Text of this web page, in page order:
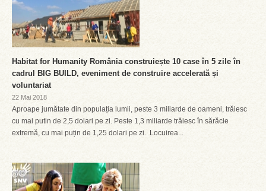
Habitat for Humanity România construiește 10 case în 5 zile în
cadrul BIG BUILD, eveniment de construire accelerată și
voluntariat
22 Mai 2018
Aproape jumătate din populația lumii, peste 3 miliarde de oameni, trăiesc
cu mai putin de 2,5 dolari pe zi. Peste 1,3 miliarde trăiesc în sărăcie
extremă, cu mai puțin de 1,25 dolari pe zi. Locuirea...